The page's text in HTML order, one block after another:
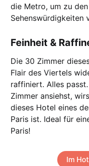
die Metro, um zu
Sehenswürdigkeiten
Feinheit &
Die 30 Zimmer
Flair des Viertels
raffiniert. Alles
Zimmer ansiehst,
dieses Hotel eines
Paris ist. Ideal für
Paris!
Im